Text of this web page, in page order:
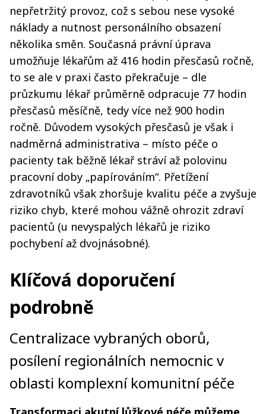
nepřetržitý provoz, což s sebou nese vysoké
náklady a nutnost personálního obsazení
několika směn. Současná právní úprava
umožňuje lékařům až 416 hodin přesčasů ročně,
to se ale v praxi často překračuje – dle
průzkumu lékař průměrně odpracuje 77 hodin
přesčasů měsíčně, tedy více než 900 hodin
ročně. Důvodem vysokých přesčasů je však i
nadměrná administrativa – místo péče o
pacienty tak běžně lékař stráví až polovinu
pracovní doby „papírováním“. Přetížení
zdravotníků však zhoršuje kvalitu péče a zvyšuje
riziko chyb, které mohou vážně ohrozit zdraví
pacientů (u nevyspalých lékařů je riziko
pochybení až dvojnásobné).
Klíčová doporučení
podrobně
Centralizace vybraných oborů,
posílení regionálních nemocnic v
oblasti komplexní komunitní péče